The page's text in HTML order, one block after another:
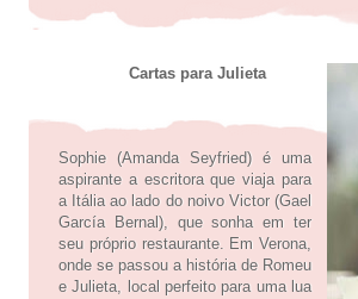
Cartas para Julieta
Sophie (Amanda Seyfried) é uma
aspirante a escritora que viaja para
a Itália ao lado do noivo Victor (Gael
García Bernal), que sonha em ter
seu próprio restaurante. Em Verona,
onde se passou a história de Romeu
e Julieta, local perfeito para uma lua